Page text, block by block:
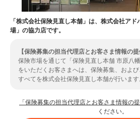
「株式会社保険見直し本舗」は、株式会社ア
場」の協力店です。
【保険募集の担当代理店とお客さま情報の提
保険市場を通じて「保険見直し本舗 市原八
をいただくお客さまへは、保険募集、およ
すべてを株式会社保険見直し本舗が行います
だきますようお願いいたします。
「保険募集の担当代理店とお客さま情報の提
ください。